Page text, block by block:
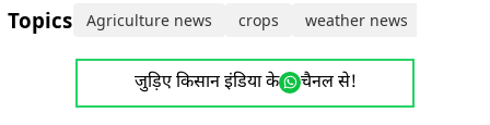
Topics: Agriculture news crops weather news
जुड़िए किसान इंडिया के चैनल से!